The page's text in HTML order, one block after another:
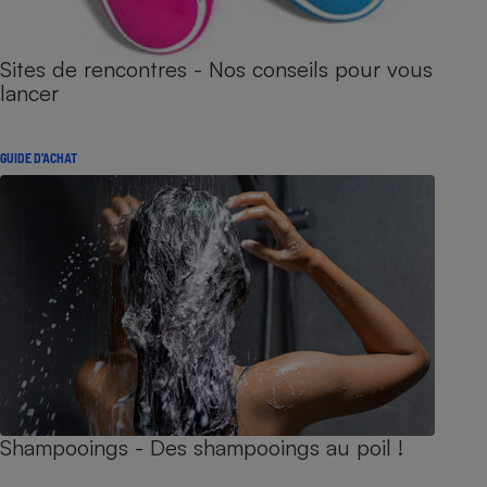
Sites de rencontres - Nos conseils pour vous
lancer
GUIDE D'ACHAT
Shampooings - Des shampooings au poil !